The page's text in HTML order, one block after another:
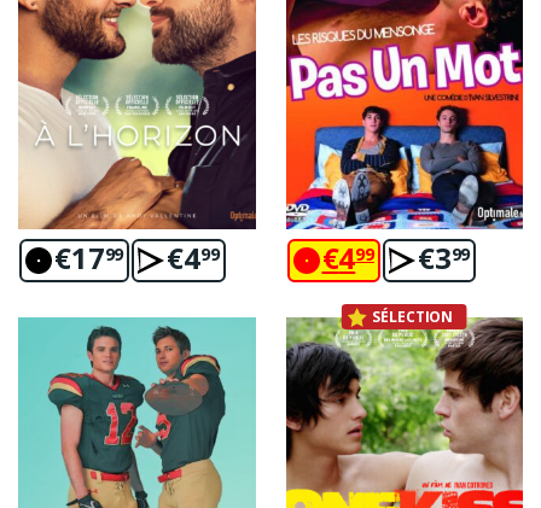
€1799 €499 €499 €399
SÉLECTION